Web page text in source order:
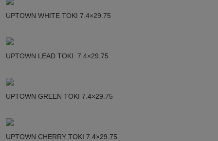
UPTOWN WHITE TOKI 7.4×29.75
UPTOWN LEAD TOKI 7.4×29.75
UPTOWN GREEN TOKI 7.4×29.75
UPTOWN CHERRY TOKI 7.4×29.75